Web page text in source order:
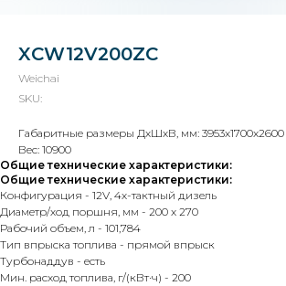
XCW12V200ZC
Weichai
SKU:
Габаритные размеры ДхШхВ, мм: 3953x1700x2600
Вес: 10900
Общие технические характеристики:
Общие технические характеристики:
Конфигурация - 12V, 4х-тактный дизель
Диаметр/ход поршня, мм - 200 x 270
Рабочий объем, л - 101,784
Тип впрыска топлива - прямой впрыск
Турбонаддув - есть
Мин. расход топлива, г/(кВт·ч) - 200
Каталог
О нас
Что можем
Партнеры
Сертификаты
Остались вопросы?
Свяжитесь с нами!
+7 812 509 40 95
sales@admiral-spb.info